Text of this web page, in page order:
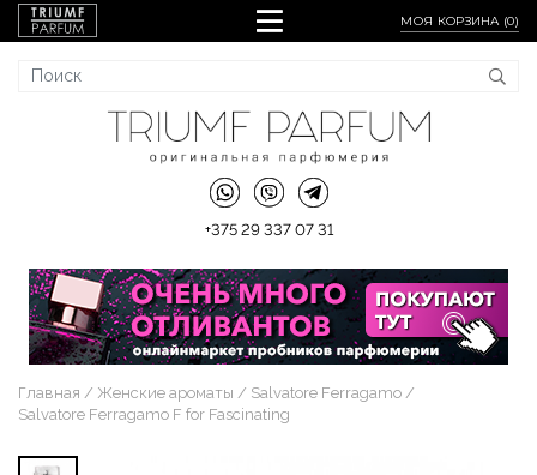
МОЯ КОРЗИНА (0)
+375 29 337 07 31
Главная Женские ароматы
Salvatore Ferragamo
Salvatore Ferragamo F for Fascinating